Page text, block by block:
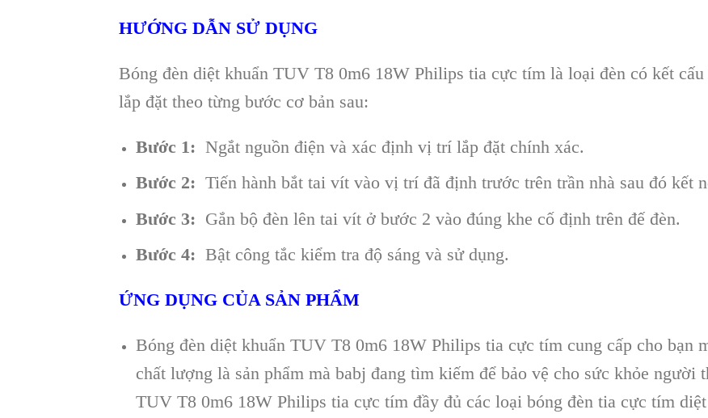
HƯỚNG DẪN SỬ DỤNG
Bóng đèn diệt khuẩn TUV T8 0m6 18W Philips tia cực tím là loại đèn có kết
lắp đặt theo từng bước cơ bản sau:
Bước 1: Ngắt nguồn điện và xác định vị trí lắp đặt chính xác.
Bước 2: Tiến hành bắt tai vít vào vị trí đã định trước trên trần nhà sau đó kết
Bước 3: Gắn bộ đèn lên tai vít ở bước 2 vào đúng khe cố định trên đế đèn.
Bước 4: Bật công tắc kiểm tra độ sáng và sử dụng.
ỨNG DỤNG CỦA SẢN PHẨM
Bóng đèn diệt khuẩn TUV T8 0m6 18W Philips tia cực tím cung cấp cho bạn
chất lượng là sản phẩm mà babj đang tìm kiếm để bảo vệ cho sức khỏe người
TUV T8 0m6 18W Philips tia cực tím đầy đủ các loại bóng đèn tia cực tím